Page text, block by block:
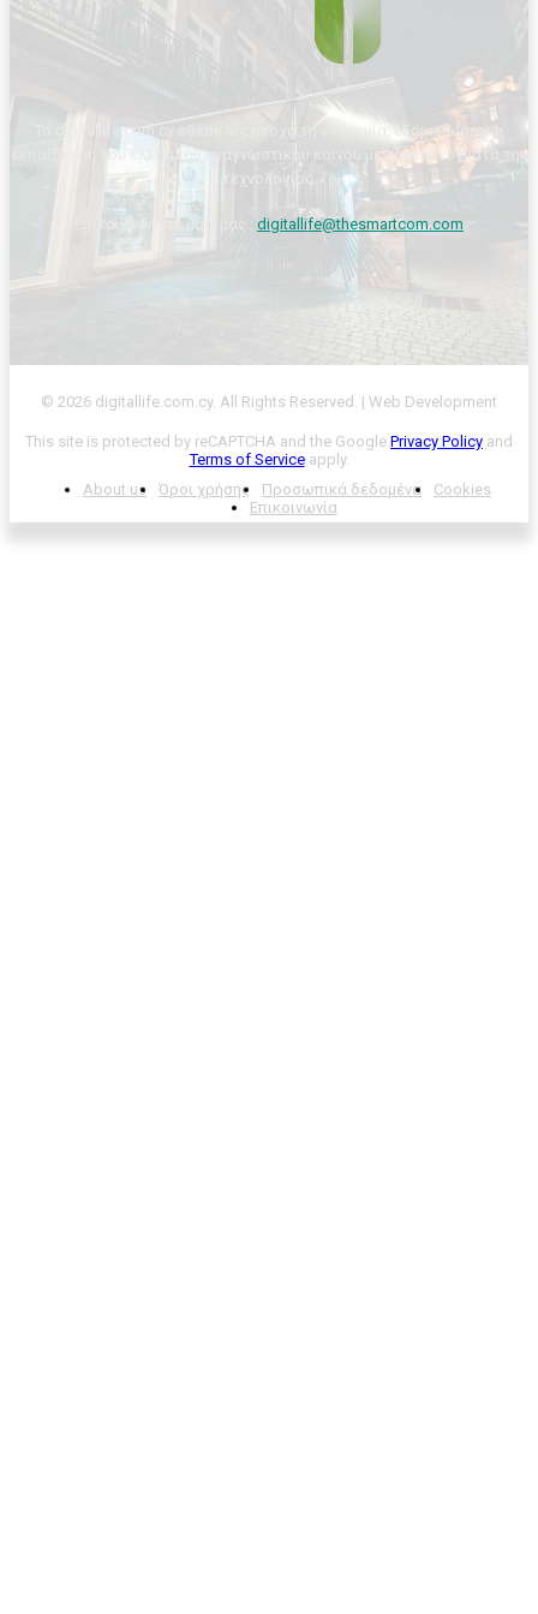
Το digitallife.com.cy έθεσε ως στόχο τη γνωριμία, εξοικείωση και
εκπαίδευση του ελληνικού αναγνωστικού κοινού με τα επιτεύγματα της
τεχνολογίας.
Επικοινωνήστε μαζί μας : digitallife@thesmartcom.com
© 2026 digitallife.com.cy. All Rights Reserved. | Web Development
This site is protected by reCAPTCHA and the Google Privacy Policy and
Terms of Serviceapply.
About us
Όροι χρήσης Προσωπικά δεδομένα
Cookies
Επικοινωνία